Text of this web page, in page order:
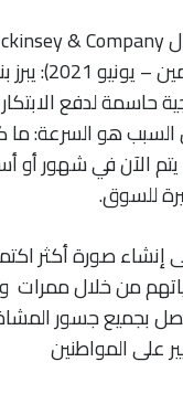
الأعمال في
حاسمة لدفع
السبب هو السرعة:
الآن في شهور أو
للسوق.
صورة أكثر
من خلال ممرات
بجميع جسور
على المواطنين